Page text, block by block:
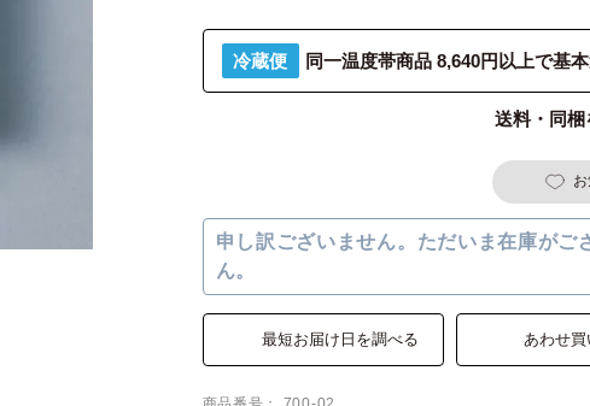
冷蔵便 同一温度帯商品 8,640円以上で基
送料・同梱
申し訳ございません。ただいま在庫がご
ん。
最短お届け日を調べる あわせ買